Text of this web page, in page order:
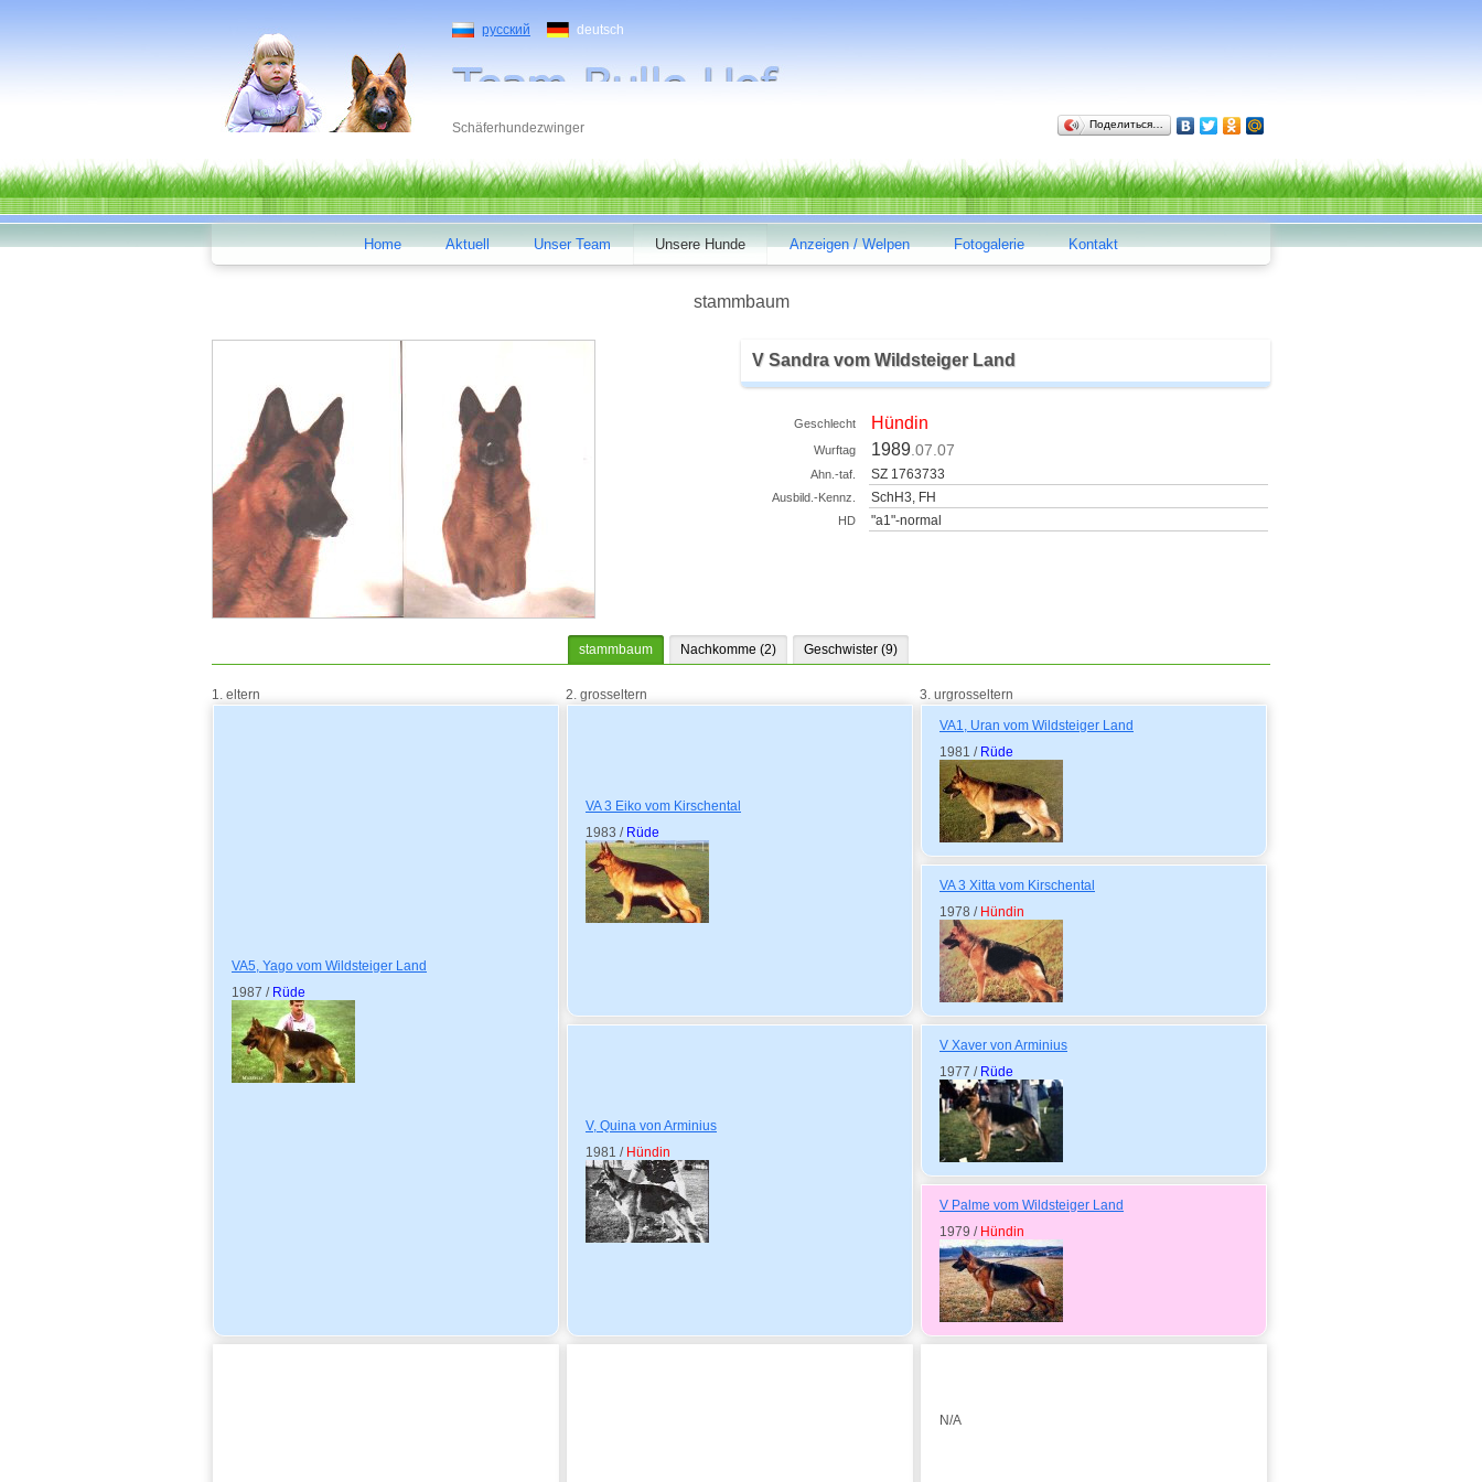
русский deutsch
Поделиться…
Schäferhundezwinger
Home Aktuell Unser Team Unsere Hunde Anzeigen / Welpen Fotogalerie Kontakt
stammbaum
V Sandra vom Wildsteiger Land
Geschlecht Hündin
Wurftag 1989 .07.07
Ahn.-taf. SZ 1763733
Ausbild.-Kennz. SchH3, FH
HD "a1"-normal
stammbaum Nachkomme (2) Geschwister (9)
1. eltern 2. grosseltern 3. urgrosseltern
VA5, Yago vom Wildsteiger Land
1987 / Rüde
VA 3 Eiko vom Kirschental
1983 / Rüde
V, Quina von Arminius
1981 / Hündin
VA1, Uran vom Wildsteiger Land
1981 / Rüde
VA 3 Xitta vom Kirschental
1978 / Hündin
V Xaver von Arminius
1977 / Rüde
V Palme vom Wildsteiger Land
1979 / Hündin
N/A